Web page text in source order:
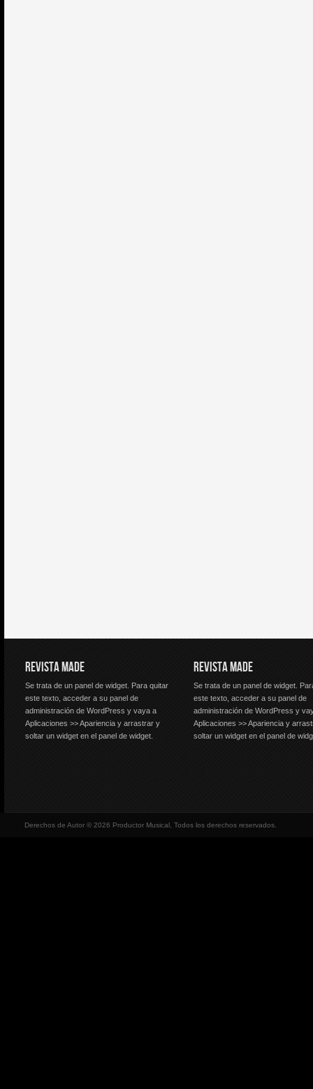
REVISTA MADE
Se trata de un panel de widget. Para quitar
este texto, acceder a su panel de
administración de WordPress y vaya a
Aplicaciones >> Apariencia y arrastrar y
soltar un widget en el panel de widget.
REVISTA MADE
Se trata de un panel de widget.
este texto, acceder a su panel de
administración de WordPress y
Aplicaciones >> Apariencia y
soltar un widget en el panel de
Derechos de Autor © 2026 Productor Musical, Todos los derechos reservados.